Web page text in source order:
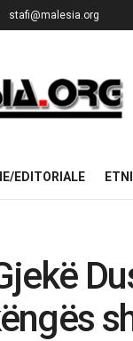
stafi@malesia.org
EDITORIALE